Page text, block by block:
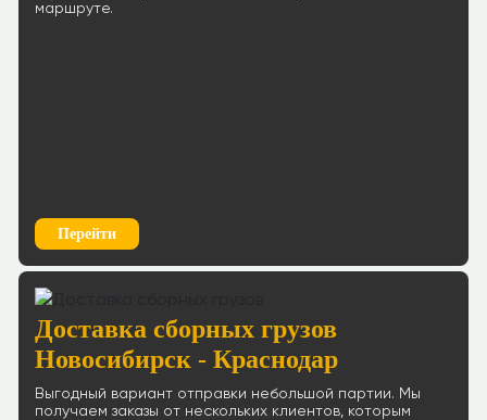
маршруте.
Перейти
Доставка сборных грузов
Новосибирск - Краснодар
Выгодный вариант отправки небольшой партии. Мы
получаем заказы от нескольких клиентов, которым